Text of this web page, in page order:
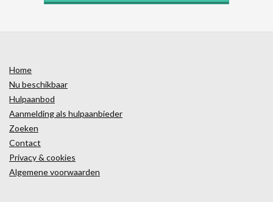
Home
Nu beschikbaar
Hulpaanbod
Aanmelding als hulpaanbieder
Zoeken
Contact
Privacy & cookies
Algemene voorwaarden